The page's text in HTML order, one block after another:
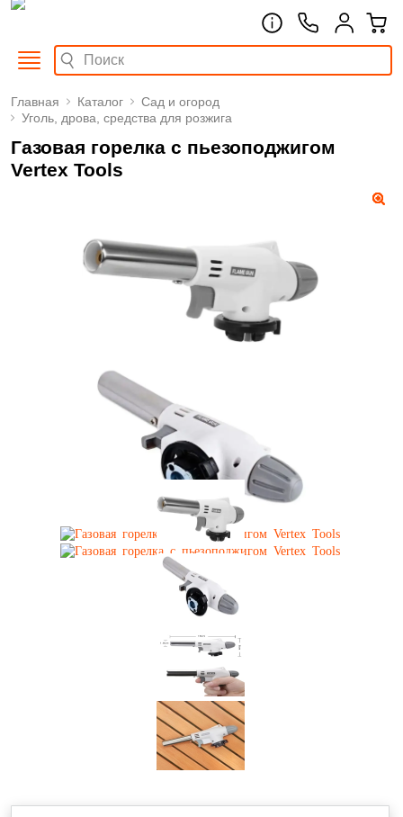
Главная Каталог
Сад и огород
Уголь, дрова, средства для розжига
Газовая горелка с пьезоподжигом
Vertex Tools